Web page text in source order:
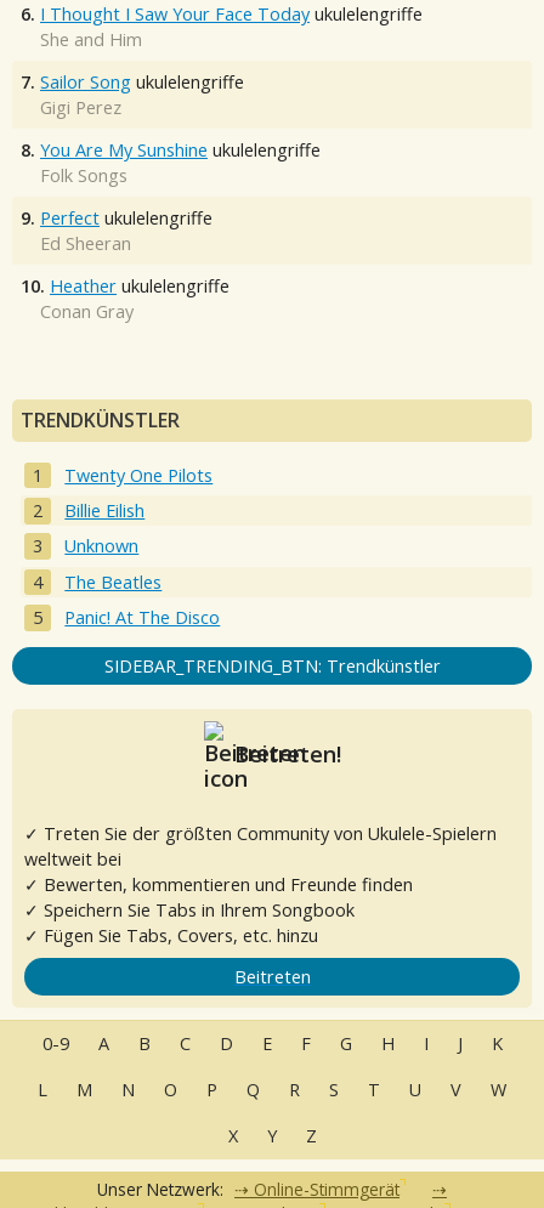
6. I Thought I Saw Your Face Today ukulelengriffe
She and Him
7. Sailor Song ukulelengriffe
Gigi Perez
8. You Are My Sunshine ukulelengriffe
Folk Songs
9. Perfect ukulelengriffe
Ed Sheeran
10. Heather ukulelengriffe
Conan Gray
TRENDKÜNSTLER
Twenty One Pilots
Billie Eilish
Unknown
The Beatles
Panic! At The Disco
SIDEBAR_TRENDING_BTN: Trendkünstler
Beitreten!
✓ Treten Sie der größten Community von Ukulele-Spielern
weltweit bei
✓ Bewerten, kommentieren und Freunde finden
✓ Speichern Sie Tabs in Ihrem Songbook
✓ Fügen Sie Tabs, Covers, etc. hinzu
Beitreten
0-9 A B C D E F G H I J
K
L
M N O P Q R S T U V
W
X
Y Z
Unser Netzwerk:
Online-Stimmgerät